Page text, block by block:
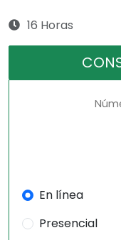
16 Horas
En línea
Presencial